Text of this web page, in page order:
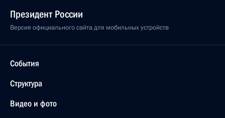
Президент России
Версия официального сайта для мобильных устройств
События
Структура
Видео и фото